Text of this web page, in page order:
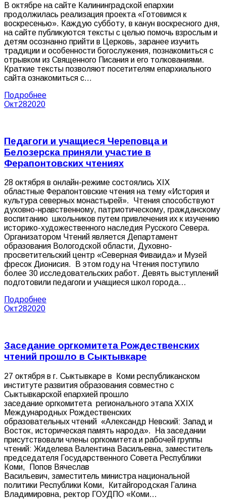
В октябре на сайте Калининградской епархии
продолжилась реализация проекта «Готовимся к
воскресенью». Каждую субботу, в канун воскресного дня,
на сайте публикуются тексты с целью помочь взрослым и
детям осознанно прийти в Церковь, заранее изучить
традиции и особенности богослужения, познакомиться с
отрывком из Священного Писания и его толкованиями.
Краткие тексты позволяют посетителям епархиального
сайта ознакомиться с…
Подробнее
Окт282020
Педагоги и учащиеся Череповца и
Белозерска приняли участие в
Ферапонтовских чтениях
28 октября в онлайн-режиме состоялись XIX
областные Ферапонтовские чтения на тему «История и
культура северных монастырей». Чтения способствуют
духовно-нравственному, патриотическому, гражданскому
воспитанию школьников путем привлечения их к изучению
историко-художественного наследия Русского Севера.
Организатором Чтений является Департамент
образования Вологодской области, Духовно-
просветительский центр «Северная Фиваида» и Музей
фресок Дионисия. В этом году на Чтения поступило
более 30 исследовательских работ. Девять выступлений
подготовили педагоги и учащиеся школ города…
Подробнее
Окт282020
Заседание оргкомитета Рождественских
чтений прошло в Сыктывкаре
27 октября в г. Сыктывкаре в Коми республиканском
институте развития образования совместно с
Сыктывкарской епархией прошло
заседание оргкомитета регионального этапа XXIX
Международных Рождественских
образовательных чтений «Александр Невский: Запад и
Восток, историческая память народа». На заседании
присутствовали члены оргкомитета и рабочей группы
чтений: Жиделева Валентина Васильевна, заместитель
председателя Государственного Совета Республики
Коми, Попов Вячеслав
Васильевич, заместитель министра национальной
политики Республики Коми, Китайгородская Галина
Владимировна, ректор ГОУДПО «Коми…